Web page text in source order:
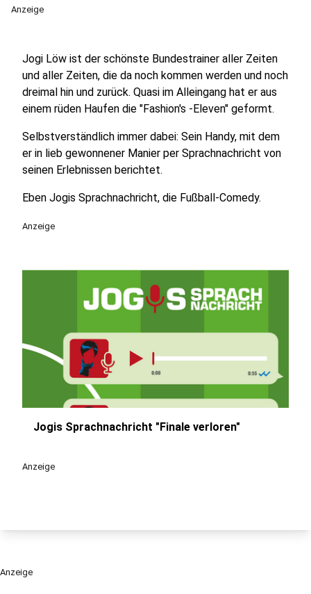
Anzeige
Jogi Löw ist der schönste Bundestrainer aller Zeiten
und aller Zeiten, die da noch kommen werden und noch
dreimal hin und zurück. Quasi im Alleingang hat er aus
einem rüden Haufen die "Fashion's -Eleven" geformt.
Selbstverständlich immer dabei: Sein Handy, mit dem
er in lieb gewonnener Manier per Sprachnachricht von
seinen Erlebnissen berichtet.
Eben Jogis Sprachnachricht, die Fußball-Comedy.
Anzeige
Jogis Sprachnachricht "Finale verloren"
Anzeige
Anzeige